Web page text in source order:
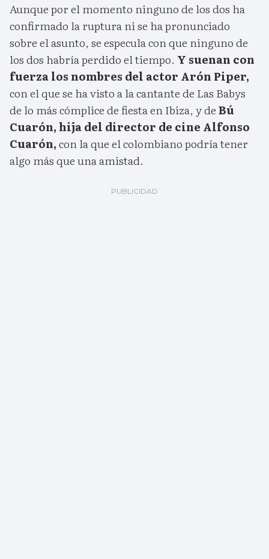
Aunque por el momento ninguno de los dos ha
confirmado la ruptura ni se ha pronunciado
sobre el asunto, se especula con que ninguno de
los dos habría perdido el tiempo. Y suenan con
fuerza los nombres del actor Arón Piper,
con el que se ha visto a la cantante de Las Babys
de lo más cómplice de fiesta en Ibiza, y deBú
Cuarón, hija del director de cine Alfonso
Cuarón,con la que el colombiano podría tener
algo más que una amistad.